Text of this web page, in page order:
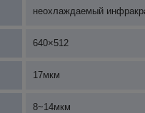
неохлаждаемый
640×512
17мкм
8~14мкм